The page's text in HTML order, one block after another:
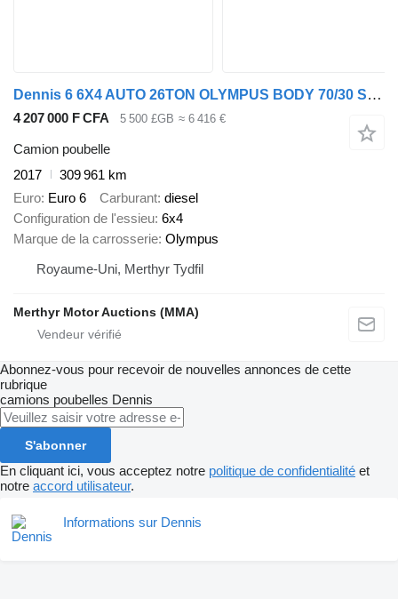
Dennis 6 6X4 AUTO 26TON OLYMPUS BODY 70/30 SPLIT REFUSE (EURO 6)
4 207 000 F CFA 5 500 £GB ≈ 6 416 €
Camion poubelle
2017
309 961 km
Euro Euro 6 Carburant diesel
Configuration de l'essieu 6x4
Marque de la carrosserie Olympus
Royaume-Uni, Merthyr Tydfil
Merthyr Motor Auctions (MMA)
Abonnez-vous pour recevoir de nouvelles annonces de cette
rubrique
camions poubelles Dennis
S'abonner
En cliquant ici, vous acceptez notre politique de confidentialité et
notre accord utilisateur.
Informations sur Dennis